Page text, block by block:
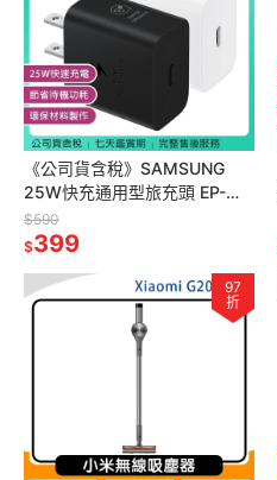
《公司貨含稅》SAMSUNG
25W快充通用型旅充頭 EP-
T2510 (iPhone適用)~送傳輸充
電線二選一
$590
$399
97
折